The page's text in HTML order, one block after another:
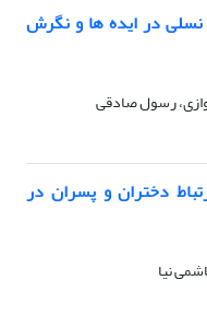
نسلی در ایده ها و نگرش
رسول صادقی
دختران و پسران در
نیا